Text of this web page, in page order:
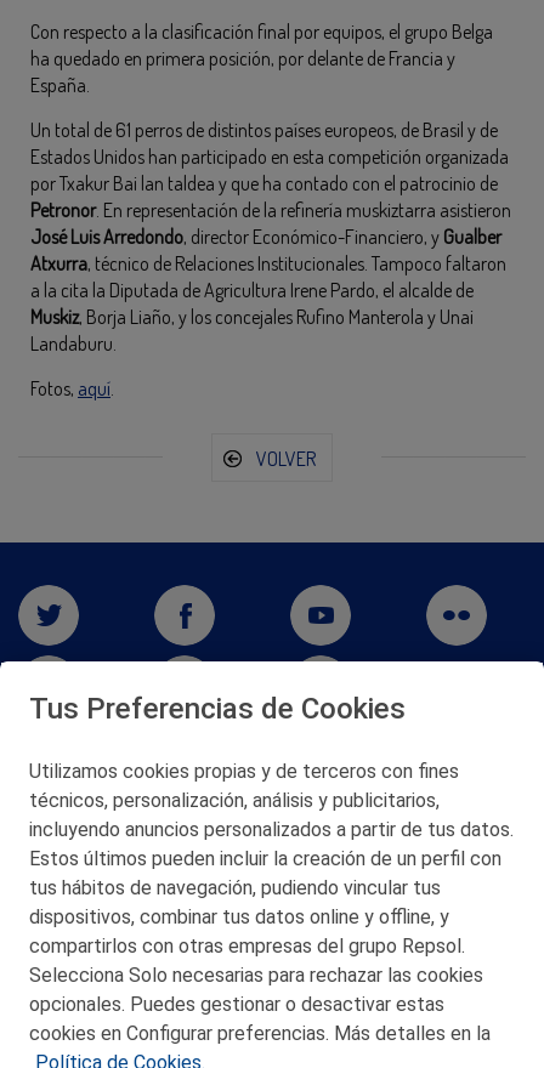
Con respecto a la clasificación final por equipos, el grupo Belga
ha quedado en primera posición, por delante de Francia y
España.
Un total de 61 perros de distintos países europeos, de Brasil y de
Estados Unidos han participado en esta competición organizada
por Txakur Bai lan taldea y que ha contado con el patrocinio de
Petronor. En representación de la refinería muskiztarra asistieron
José Luis Arredondo, director Económico-Financiero, y Gualber
Atxurra, técnico de Relaciones Institucionales. Tampoco faltaron
a la cita la Diputada de Agricultura Irene Pardo, el alcalde de
Muskiz, Borja Liaño, y los concejales Rufino Manterola y Unai
Landaburu.
Fotos, aquí
VOLVER
San Martín 5-Edificio Muñatones,
48550 Muskiz (Bizkaia)
Telf. 946 357 000
© 2026 Petronor S.A.
CONTACTO
Tus Preferencias de Cookies
Utilizamos cookies propias y de terceros con fines
técnicos, personalización, análisis y publicitarios,
incluyendo anuncios personalizados a partir de tus datos.
Estos últimos pueden incluir la creación de un perfil con
tus hábitos de navegación, pudiendo vincular tus
dispositivos, combinar tus datos online y offline, y
compartirlos con otras empresas del grupo Repsol.
Selecciona Solo necesarias para rechazar las cookies
opcionales. Puedes gestionar o desactivar estas
cookies en Configurar preferencias. Más detalles en la
Política de Cookies.